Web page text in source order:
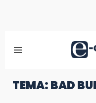
TEMA: BAD